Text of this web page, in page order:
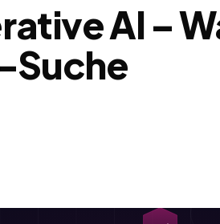
AI –
Suche